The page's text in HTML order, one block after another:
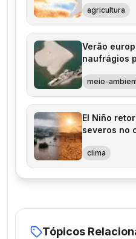
agricultura
Verão
naufrágios
meio-
El Niño
severos no
clima
Tópicos